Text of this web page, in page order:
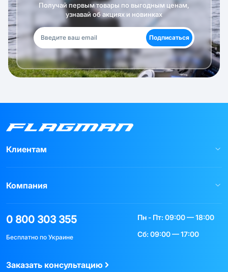
Получай первым товары по выгодным ценам,
узнавай об акциях и новинках
Подписаться
Клиентам
Компания
0 800 303 355
Бесплатно по Украине
Пн - Пт: 09:00 — 18:00
Сб: 09:00 — 17:00
Заказать консультацию